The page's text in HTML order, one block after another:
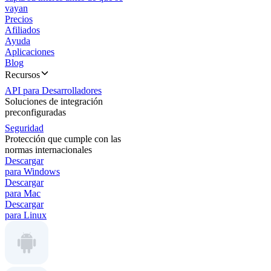
vayan
Precios
Afiliados
Ayuda
Aplicaciones
Blog
Recursos
API para Desarrolladores
Soluciones de integración
preconfiguradas
Seguridad
Protección que cumple con las
normas internacionales
Descargar
para Windows
Descargar
para Mac
Descargar
para Linux